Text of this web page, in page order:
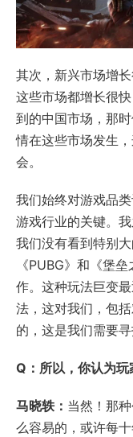
其次，新兴市场增
这些市场都增长很
到的中国市场，那
情在这些市场发生
会。
我们始终对游戏品
游戏行业的关键。
我们没有看到特别
《PUBG》和《堡
作。这种玩法巨变
法，这对我们，包
的，这是我们需要寻
Q：所以，你认为
马晓轶： 当然！那
么容易的，或许每